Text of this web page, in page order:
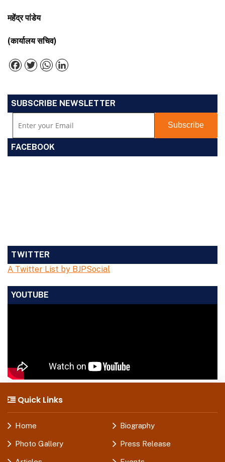
महेंद्र पांडेय
(कार्यालय सचिव)
Facebook
TwitterWhatsApp
SUBSCRIBE NEWSLETTER
FACEBOOK
TWITTER
A Twitter List by BJPSocial
YOUTUBE
Quick Links
Home Biography
Photo Gallery Press Release